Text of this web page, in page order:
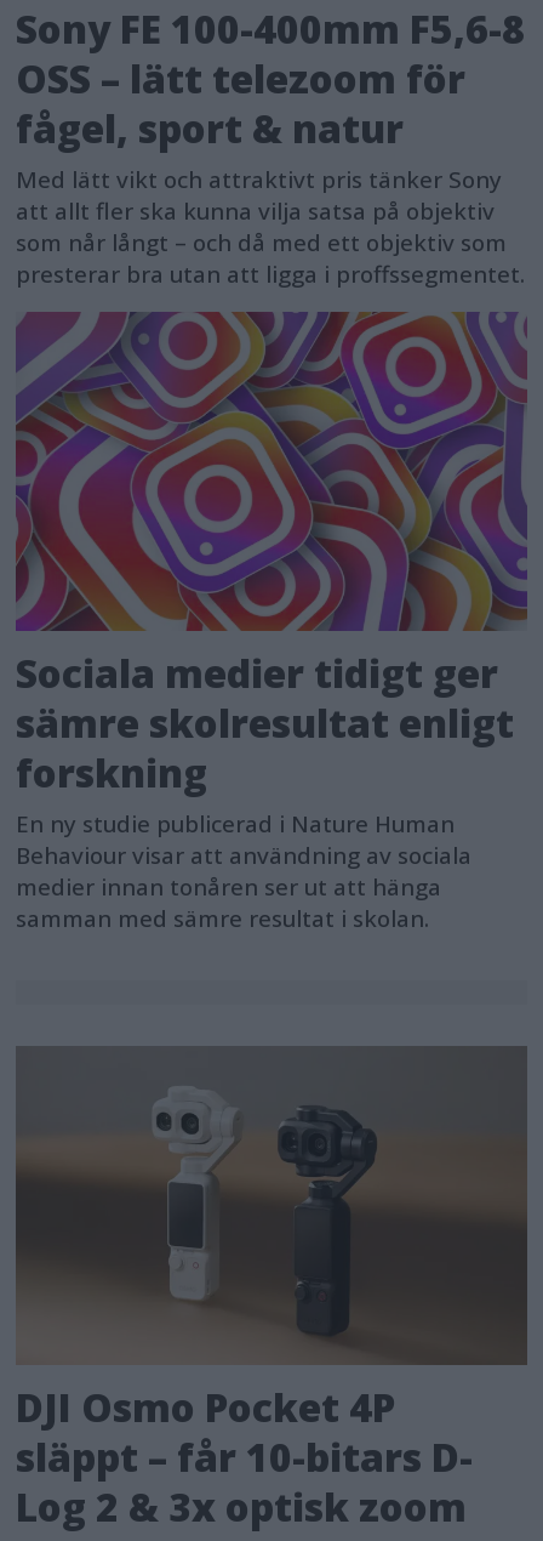
Sony FE 100-400mm F5,6-8
OSS – lätt telezoom för
fågel, sport & natur
Med lätt vikt och attraktivt pris tänker Sony
att allt fler ska kunna vilja satsa på objektiv
som når långt – och då med ett objektiv som
presterar bra utan att ligga i proffssegmentet.
Sociala medier tidigt ger
sämre skolresultat enligt
forskning
En ny studie publicerad i Nature Human
Behaviour visar att användning av sociala
medier innan tonåren ser ut att hänga
samman med sämre resultat i skolan.
DJI Osmo Pocket 4P
släppt – får 10-bitars D-
Log 2 & 3x optisk zoom